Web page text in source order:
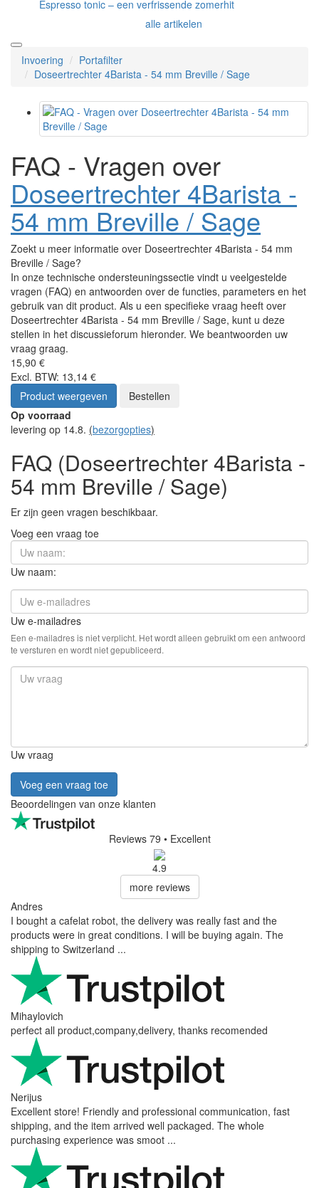
Espresso tonic – een verfrissende zomerhit
alle artikelen
Invoering
Portafilter
Doseertrechter 4Barista - 54 mm Breville / Sage
FAQ - Vragen over
Doseertrechter 4Barista -
54 mm Breville / Sage
Zoekt u meer informatie over Doseertrechter 4Barista - 54 mm
Breville / Sage?
In onze technische ondersteuningssectie vindt u veelgestelde
vragen (FAQ) en antwoorden over de functies, parameters en het
gebruik van dit product. Als u een specifieke vraag heeft over
Doseertrechter 4Barista - 54 mm Breville / Sage, kunt u deze
stellen in het discussieforum hieronder. We beantwoorden uw
vraag graag.
15,90 €
Excl. BTW: 13,14 €
Product weergeven
Bestellen
Op voorraad
levering op 14.8. (bezorgopties)
FAQ (Doseertrechter 4Barista -
54 mm Breville / Sage)
Er zijn geen vragen beschikbaar.
Voeg een vraag toe
Uw naam:
Uw e-mailadres
Een e-mailadres is niet verplicht. Het wordt alleen gebruikt om een antwoord
te versturen en wordt niet gepubliceerd.
Uw vraag
Voeg een vraag toe
Beoordelingen van onze klanten
Reviews 79 • Excellent
4.9
more reviews
Andres
I bought a cafelat robot, the delivery was really fast and the
products were in great conditions. I will be buying again. The
shipping to Switzerland ...
Mihaylovich
perfect all product,company,delivery, thanks recomended
Nerijus
Excellent store! Friendly and professional communication, fast
shipping, and the item arrived well packaged. The whole
purchasing experience was smoot ...